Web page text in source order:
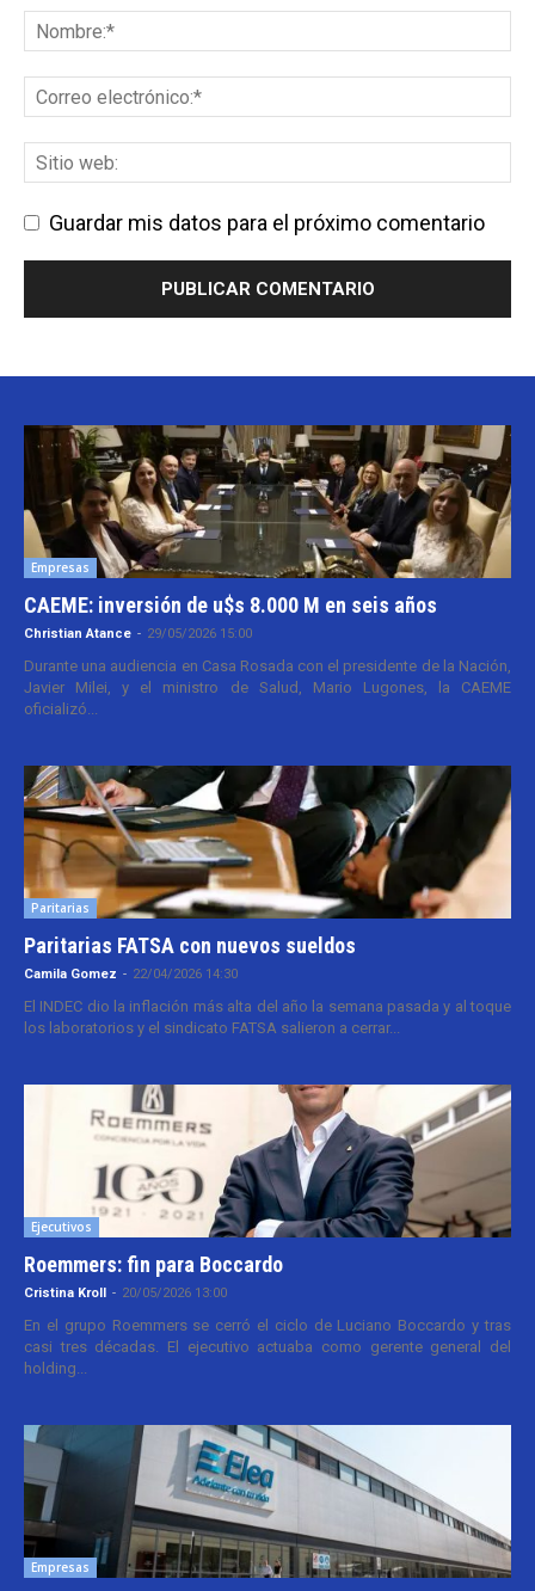
Guardar mis datos para el próximo comentario
Empresas
CAEME: inversión de u$s 8.000 M en seis años
Christian Atance - 29/05/2026 15:00
Durante una audiencia en Casa Rosada con el presidente de la Nación,
Javier Milei, y el ministro de Salud, Mario Lugones, la CAEME
oficializó...
Paritarias
Paritarias FATSA con nuevos sueldos
Camila Gomez - 22/04/2026 14:30
El INDEC dio la inflación más alta del año la semana pasada y al toque
los laboratorios y el sindicato FATSA salieron a cerrar...
Ejecutivos
Roemmers: fin para Boccardo
Cristina Kroll - 20/05/2026 13:00
En el grupo Roemmers se cerró el ciclo de Luciano Boccardo y tras
casi tres décadas. El ejecutivo actuaba como gerente general del
holding...
Empresas